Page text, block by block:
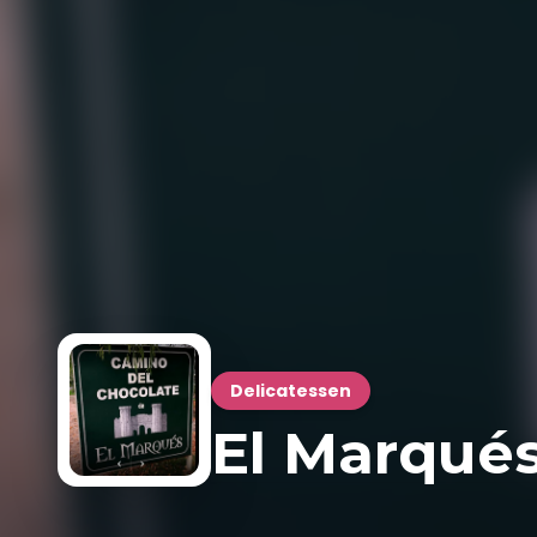
Delicatessen
El